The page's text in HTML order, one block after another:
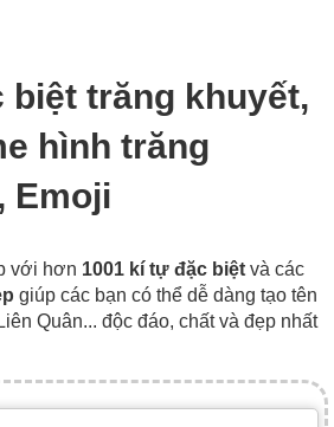
biệt trăng khuyết,
hình trăng
Emoji
với hơn 1001 kí tự đặc biệt và các
giúp các bạn có thể dễ dàng tạo tên
Quân... độc đáo, chất và đẹp nhất